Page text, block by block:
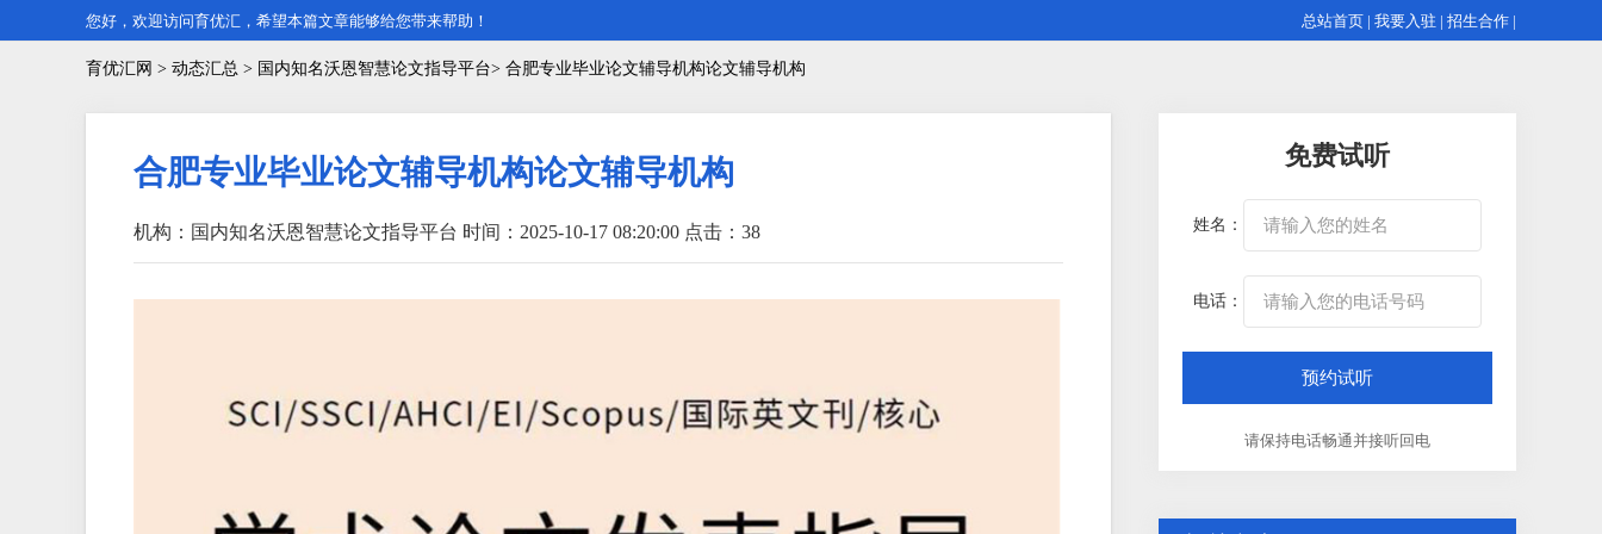
总站首页 | 我要入驻 | 招生合作 |
您好，欢迎访问育优汇，希望本篇文章能够给您带来帮助！
育优汇网 > 动态汇总 > 国内知名沃恩智慧论文指导平台> 合肥专业毕业论文辅导机构论文辅导机构
合肥专业毕业论文辅导机构论文辅导机构
机构：国内知名沃恩智慧论文指导平台 时间：2025-10-17 08:20:00 点击： 38
免费试听
姓名：
电话：
请保持电话畅通并接听回电